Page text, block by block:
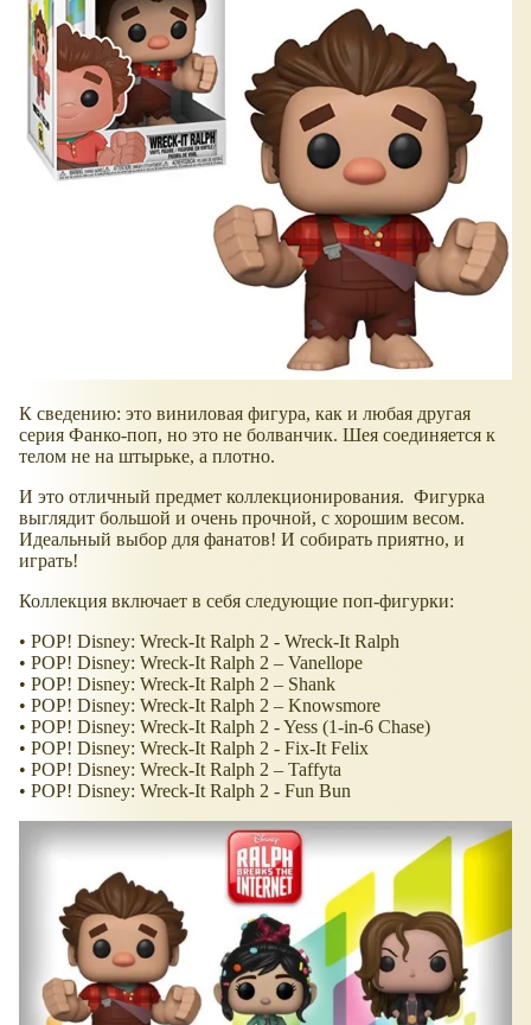
К сведению: это виниловая фигура, как и любая другая
серия Фанко-поп, но это не болванчик. Шея соединяется к
телом не на штырьке, а плотно.
И это отличный предмет коллекционирования. Фигурка
выглядит большой и очень прочной, с хорошим весом.
Идеальный выбор для фанатов! И собирать приятно, и
играть!
Коллекция включает в себя следующие поп-фигурки:
• POP! Disney: Wreck-It Ralph 2 - Wreck-It Ralph
• POP! Disney: Wreck-It Ralph 2 – Vanellope
• POP! Disney: Wreck-It Ralph 2 – Shank
• POP! Disney: Wreck-It Ralph 2 – Knowsmore
• POP! Disney: Wreck-It Ralph 2 - Yess (1-in-6 Chase)
• POP! Disney: Wreck-It Ralph 2 - Fix-It Felix
• POP! Disney: Wreck-It Ralph 2 – Taffyta
• POP! Disney: Wreck-It Ralph 2 - Fun Bun